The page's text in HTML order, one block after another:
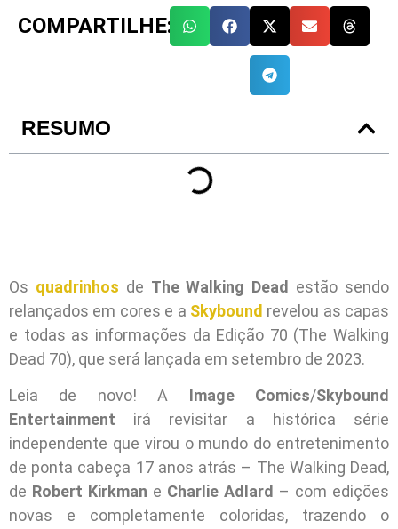
COMPARTILHE:
RESUMO
Os quadrinhos de The Walking Dead estão sendo
relançados em cores e a Skybound revelou as capas
e todas as informações da Edição 70 (The Walking
Dead 70), que será lançada em setembro de 2023.
Leia de novo! A Image Comics/Skybound
Entertainment irá revisitar a histórica série
independente que virou o mundo do entretenimento
de ponta cabeça 17 anos atrás – The Walking Dead,
de Robert Kirkman e Charlie Adlard – com edições
novas e completamente coloridas, trazendo o